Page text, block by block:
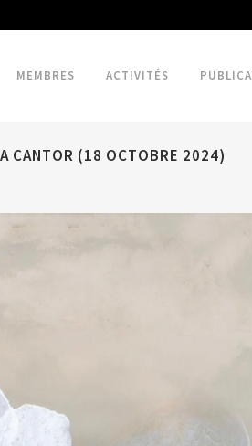
MEMBRES ACTIVITÉS
CANTOR (18 OCTOBRE 2024)